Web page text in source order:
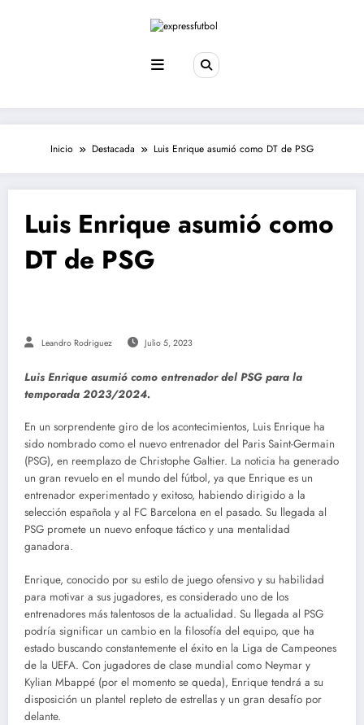
Inicio Destacada Luis Enrique asumió como DT de PSG
Luis Enrique asumió como
DT de PSG
Leandro Rodriguez Julio 5, 2023
Luis Enrique asumió como entrenador del PSG para la
temporada 2023/2024.
En un sorprendente giro de los acontecimientos, Luis Enrique ha
sido nombrado como el nuevo entrenador del Paris Saint-Germain
(PSG), en reemplazo de Christophe Galtier. La noticia ha generado
un gran revuelo en el mundo del fútbol, ya que Enrique es un
entrenador experimentado y exitoso, habiendo dirigido a la
selección española y al FC Barcelona en el pasado. Su llegada al
PSG promete un nuevo enfoque táctico y una mentalidad
ganadora.
Enrique, conocido por su estilo de juego ofensivo y su habilidad
para motivar a sus jugadores, es considerado uno de los
entrenadores más talentosos de la actualidad. Su llegada al PSG
podría significar un cambio en la filosofía del equipo, que ha
estado buscando constantemente el éxito en la Liga de Campeones
de la UEFA. Con jugadores de clase mundial como Neymar y
Kylian Mbappé (por el momento se queda), Enrique tendrá a su
disposición un plantel repleto de estrellas y un gran desafío por
delante.